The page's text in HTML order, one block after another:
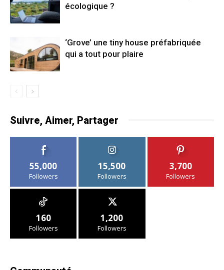
écologique ?
‘Grove’ une tiny house préfabriquée
qui a tout pour plaire
Suivre, Aimer, Partager
55,000
Followers
15,500
Followers
3,700
Followers
160
Followers
1,200
Followers